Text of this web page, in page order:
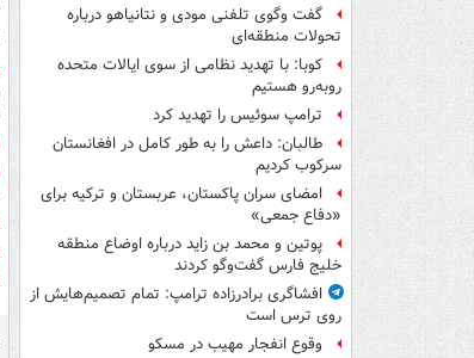
گفت وگوی تلفنی مودی و نتانیاهو درباره
تحولات منطقه‌ای
کوبا: با تهدید نظامی از سوی ایالات متحده
روبه‌رو هستیم
ترامپ سوئیس را تهدید کرد
طالبان: داعش را به طور کامل در افغانستان
سرکوب کردیم
امضای سران پاکستان، عربستان و ترکیه برای
«دفاع جمعی»
پوتین و محمد بن زاید درباره اوضاع منطقه
خلیج فارس گفت‌وگو کردند
افشاگری برادرزاده ترامپ: تمام تصمیم‌هایش از
روی ترس است
وقوع انفجار مهیب در مسکو